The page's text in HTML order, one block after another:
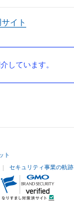
イト
しています。
ト
セキュリティ事業の軌跡